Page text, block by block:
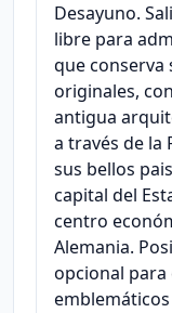
Desayuno.
libre para
que conserva
originales,
antigua
a través de la
sus bellos
capital del
centro
Alemania.
opcional para